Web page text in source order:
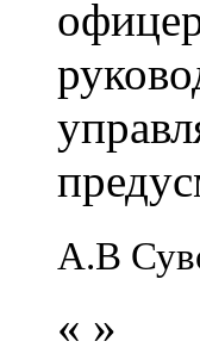
А.В
« »